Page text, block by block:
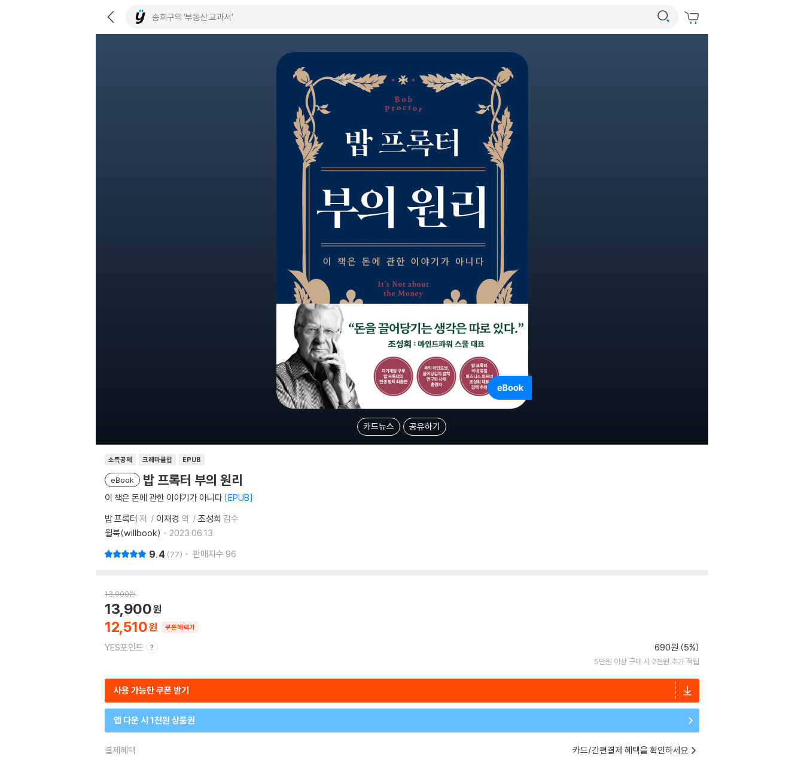
카드뉴스 공유하기
소득공제 크레마클럽 EPUB
eBook 밥 프록터 부의 원리
이 책은 돈에 관한 이야기가 아니다 EPUB
밥 프록터 저 이재경 역 조성희 감수
윌북(willbook)
2023.06.13.
9.4 77 판매지수 96
13,900원
12,510
13,900
쿠폰혜택가
YES포인트 690원 (5%)
5만원 이상 구매 시 2천원 추가 적립
사용 가능한 쿠폰 받기
앱 다운 시 1천원 상품권
결제혜택 카드/간편결제 혜택을 확인하세요